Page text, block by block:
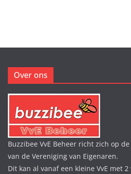
Over ons
Buzzibee VvE Beheer richt zich op
van de Vereniging van Eigenaren.
Dit kan al vanaf een kleine VvE met